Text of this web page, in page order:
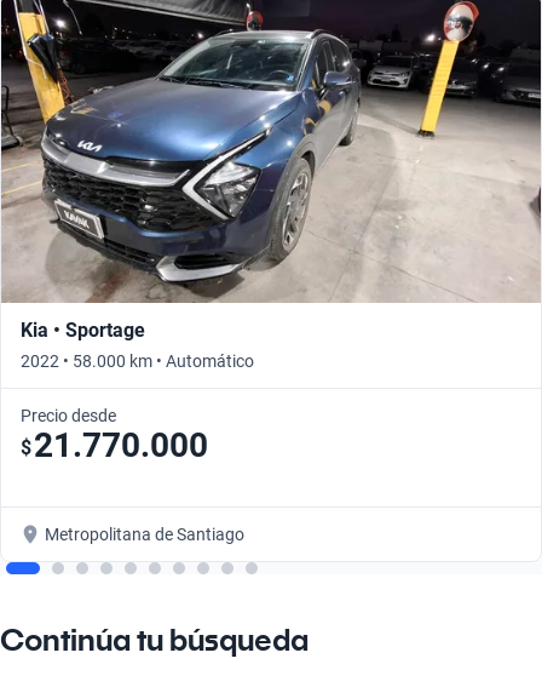
Kia • Sportage
2022 • 58.000 km • Automático
Precio desde
$21.770.000
Metropolitana de Santiago
Continúa tu búsqueda